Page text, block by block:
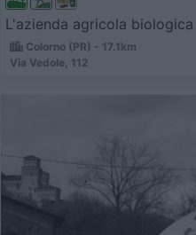
L'azienda agricola
Colorno (PR) - 17.1km
Via Vedole, 112